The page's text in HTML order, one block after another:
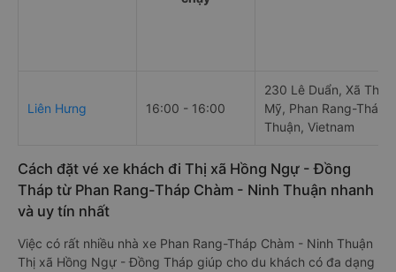
Liên Hưng 16:00 - 16:00
230 Lê Duẩn, Xã
Mỹ, Phan Rang-Tháp
Thuận, Vietnam
Cách đặt vé xe khách đi Thị xã Hồng Ngự - Đồng
Tháp từ Phan Rang-Tháp Chàm - Ninh Thuận nhanh
và uy tín nhất
Việc có rất nhiều nhà xe Phan Rang-Tháp Chàm - Ninh Thuận
Thị xã Hồng Ngự - Đồng Tháp giúp cho du khách có đa dạng